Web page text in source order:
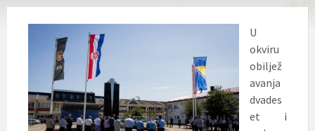
U
okviru
obiljež
avanja
dvades
et i